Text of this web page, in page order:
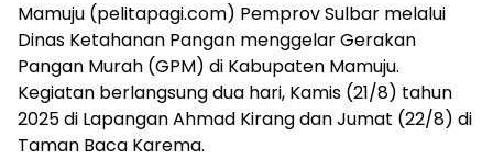
Mamuju (pelitapagi.com) Pemprov Sulbar melalui
Dinas Ketahanan Pangan menggelar Gerakan
Pangan Murah (GPM) di Kabupaten Mamuju.
Kegiatan berlangsung dua hari, Kamis (21/8) tahun
2025 di Lapangan Ahmad Kirang dan Jumat (22/8) di
Taman Baca Karema.